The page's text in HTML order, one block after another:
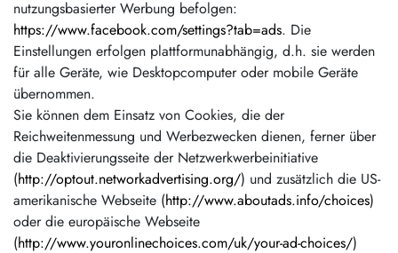
nutzungsbasierter Werbung befolgen:
https://www.facebook.com/settings?tab=ads. Die
Einstellungen erfolgen plattformunabhängig, d.h. sie werden
für alle Geräte, wie Desktopcomputer oder mobile Geräte
übernommen.
Sie können dem Einsatz von Cookies, die der
Reichweitenmessung und Werbezwecken dienen, ferner über
die Deaktivierungsseite der Netzwerkwerbeinitiative
(http://optout.networkadvertising.org/) und zusätzlich die US-
amerikanische Webseite (http://www.aboutads.info/choices)
oder die europäische Webseite
(http://www.youronlinechoices.com/uk/your-ad-choices/)